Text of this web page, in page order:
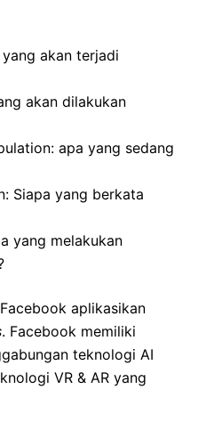
akan terjadi
akan dilakukan
apa yang sedang
Siapa yang berkata
yang melakukan
aplikasikan
. Facebook memiliki
teknologi AI
VR & AR yang